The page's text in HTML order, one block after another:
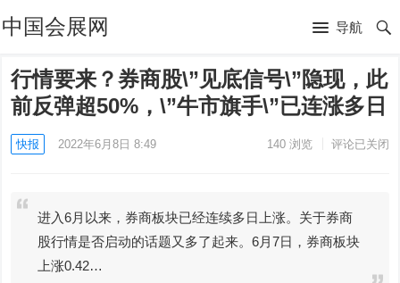
中国会展网 导航
行情要来？券商股\”见底信号\”隐现，此
前反弹超50%，\”牛市旗手\”已连涨多日
快报 2022年6月8日 8:49 140浏览 评论已关闭
进入6月以来，券商板块已经连续多日上涨。关于券商
股行情是否启动的话题又多了起来。6月7日，券商板块
上涨0.42…